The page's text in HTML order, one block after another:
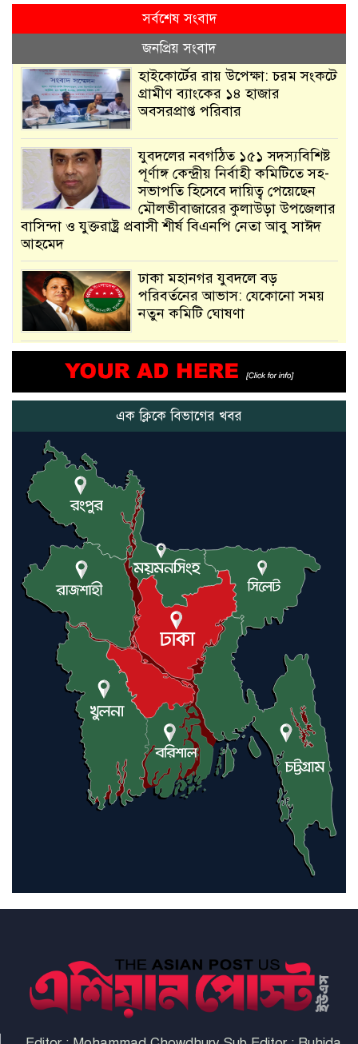
সর্বশেষ সংবাদ
জনপ্রিয় সংবাদ
হাইকোর্টের রায় উপেক্ষা: চরম সংকটে
গ্রামীণ ব্যাংকের ১৪ হাজার
অবসরপ্রাপ্ত পরিবার
যুবদলের নবগঠিত ১৫১ সদস্যবিশিষ্ট
পূর্ণাঙ্গ কেন্দ্রীয় নির্বাহী কমিটিতে সহ-
সভাপতি হিসেবে দায়িত্ব পেয়েছেন
মৌলভীবাজারের কুলাউড়া উপজেলার
বাসিন্দা ও যুক্তরাষ্ট্র প্রবাসী শীর্ষ বিএনপি নেতা আবু সাঈদ
আহমেদ
ঢাকা মহানগর যুবদলে বড়
পরিবর্তনের আভাস: যেকোনো সময়
নতুন কমিটি ঘোষণা
মানুষের উপকার হয় : প্রধানমন্ত্রী
যুক্তরাষ্ট্র ও ইসরায়েল বাদে হরমুজ
প্রণালি সবার জন্য উন্মুক্ত: আরাকচি
এবার চীনের দ্বারস্থ হলেন ডোনাল্ড
ট্রাম্প
ইরানে কঠোর হামলা অব্যাহত রাখতে
ট্রাম্পকে আহ্বান সৌদি আরবের
ইরাকসহ মধ্যপ্রাচ্যে ২৪ হামলা চালাল
ইরানপন্থি গোষ্ঠী
হরমুজ প্রণালী সুরক্ষায় মিত্ররা সাহায্য
না করলে ন্যাটোর ভবিষ্যৎ খারাপ
এক ক্লিকে বিভাগের খবর